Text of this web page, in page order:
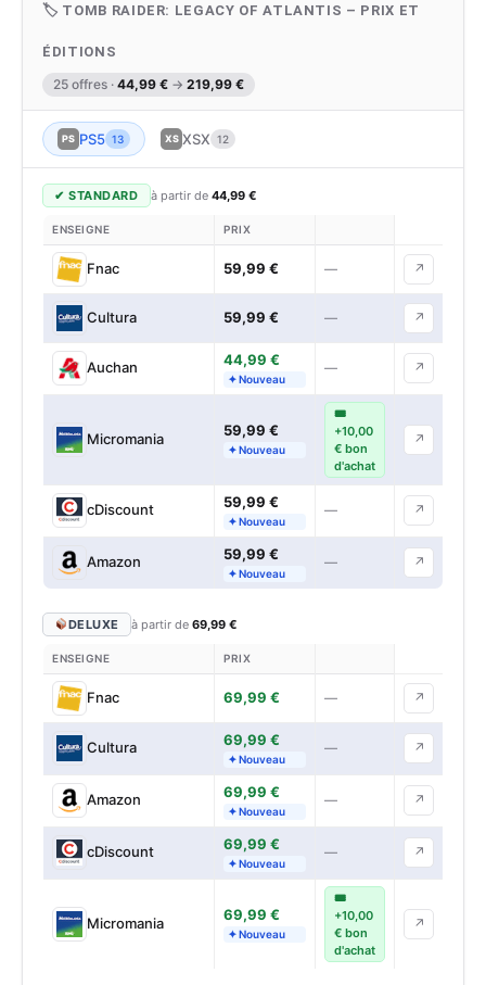
🏷 TOMB RAIDER: LEGACY OF ATLANTIS – PRIX ET
ÉDITIONS
25 offres · 44,99 € → 219,99 €
PS PS5 13 XS XSX 12
✔ STANDARD à partir de 44,99 €
ENSEIGNE PRIX
Fnac 59,99 € — ↗
Cultura 59,99 € — ↗
Auchan 44,99 €
✦ Nouveau
— ↗
Micromania
59,99 €
✦ Nouveau
🎟
+10,00
€ bon
d'achat
↗
cDiscount 59,99 €
✦ Nouveau
— ↗
Amazon 59,99 €
✦ Nouveau
— ↗
DELUXE à partir de 69,99 €
ENSEIGNE PRIX
Fnac 69,99 € — ↗
Cultura 69,99 €
✦ Nouveau
— ↗
Amazon 69,99 €
✦ Nouveau
— ↗
cDiscount 69,99 €
✦ Nouveau
— ↗
Micromania
69,99 €
✦ Nouveau
🎟
+10,00
€ bon
d'achat
↗